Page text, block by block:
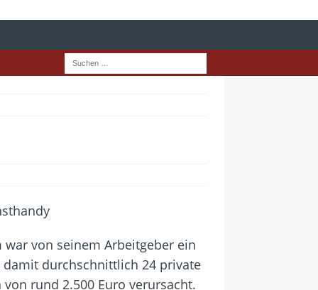
von seinem Arbeitgeber ein
durchschnittlich 24 private
rund 2.500 Euro verursacht.